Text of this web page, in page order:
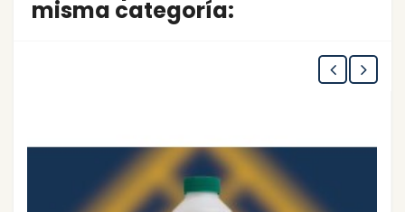
misma categoría: